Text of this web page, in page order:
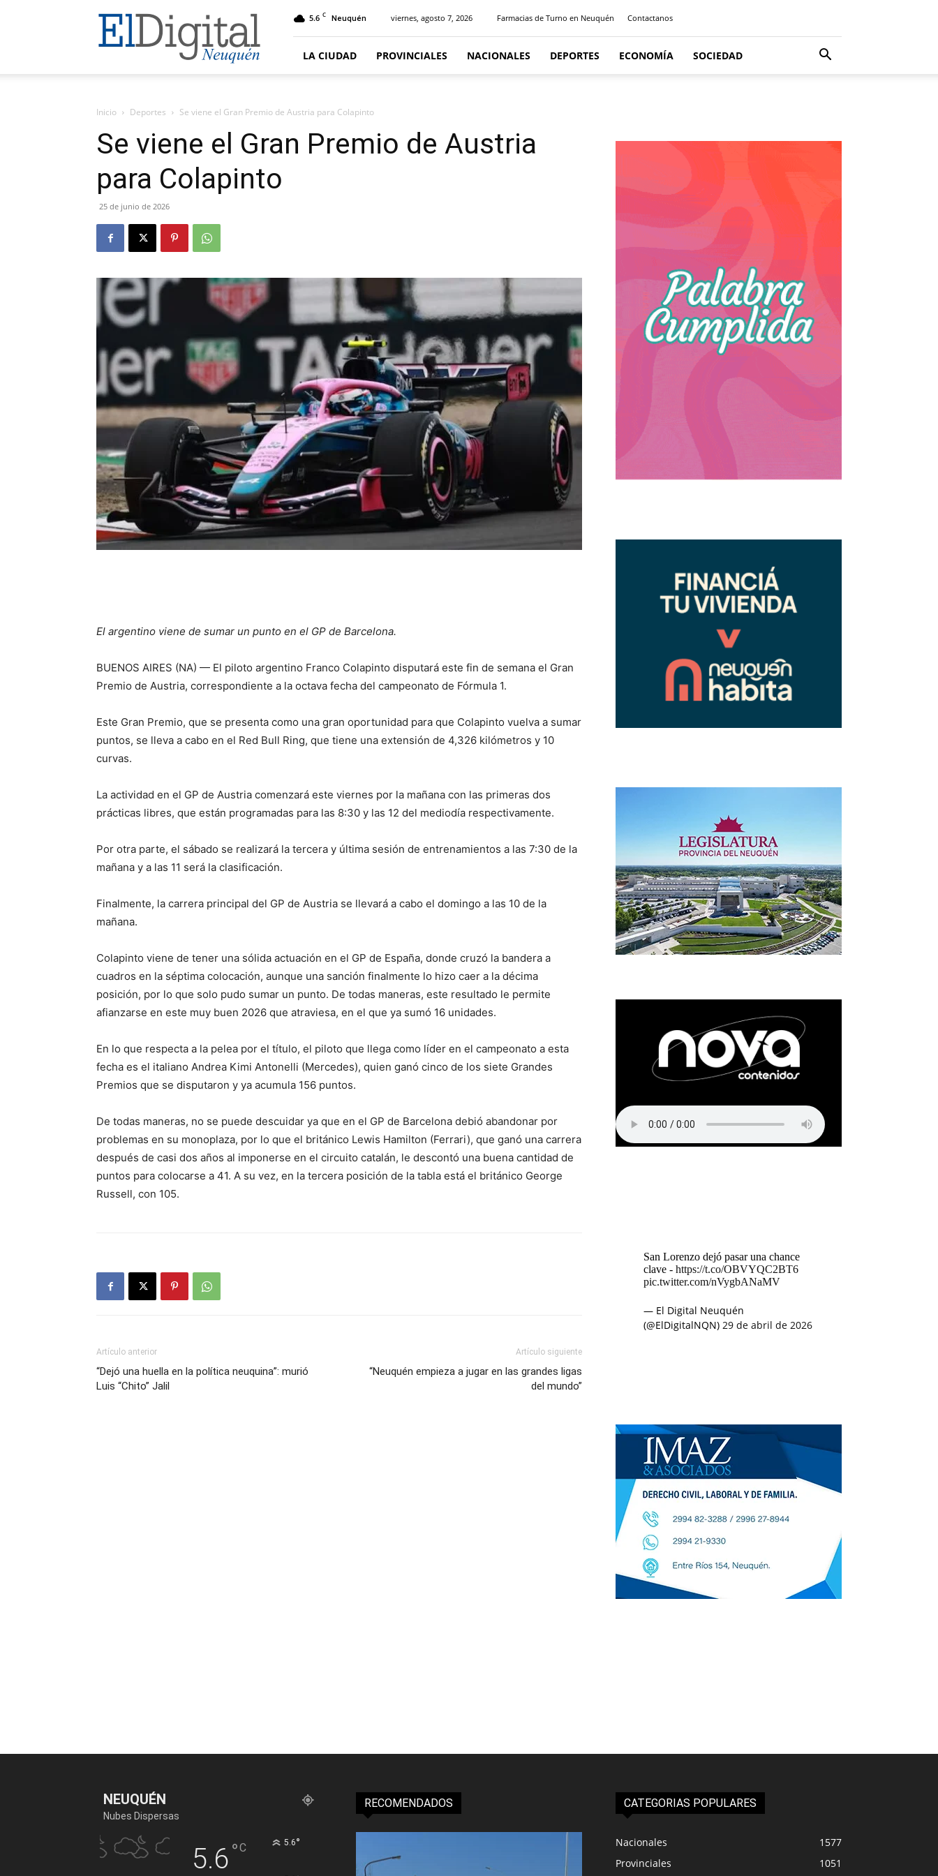
El
Digital
Neuquen
5.6 C Neuquén viernes, agosto 7, 2026 Farmacias de Turno en Neuquén Contactanos
LA CIUDAD PROVINCIALES NACIONALES DEPORTES ECONOMÍA SOCIEDAD
Inicio Deportes Se viene el Gran Premio de Austria para Colapinto
Se viene el Gran Premio de Austria
para Colapinto
25 de junio de 2026
El argentino viene de sumar un punto en el GP de Barcelona.
BUENOS AIRES (NA) — El piloto argentino Franco Colapinto disputará este fin de semana el Gran
Premio de Austria, correspondiente a la octava fecha del campeonato de Fórmula 1.
Este Gran Premio, que se presenta como una gran oportunidad para que Colapinto vuelva a sumar
puntos, se lleva a cabo en el Red Bull Ring, que tiene una extensión de 4,326 kilómetros y 10
curvas.
La actividad en el GP de Austria comenzará este viernes por la mañana con las primeras dos
prácticas libres, que están programadas para las 8:30 y las 12 del mediodía respectivamente.
Por otra parte, el sábado se realizará la tercera y última sesión de entrenamientos a las 7:30 de la
mañana y a las 11 será la clasificación.
Finalmente, la carrera principal del GP de Austria se llevará a cabo el domingo a las 10 de la
mañana.
Colapinto viene de tener una sólida actuación en el GP de España, donde cruzó la bandera a
cuadros en la séptima colocación, aunque una sanción finalmente lo hizo caer a la décima
posición, por lo que solo pudo sumar un punto. De todas maneras, este resultado le permite
afianzarse en este muy buen 2026 que atraviesa, en el que ya sumó 16 unidades.
En lo que respecta a la pelea por el título, el piloto que llega como líder en el campeonato a esta
fecha es el italiano Andrea Kimi Antonelli (Mercedes), quien ganó cinco de los siete Grandes
Premios que se disputaron y ya acumula 156 puntos.
De todas maneras, no se puede descuidar ya que en el GP de Barcelona debió abandonar por
problemas en su monoplaza, por lo que el británico Lewis Hamilton (Ferrari), que ganó una carrera
después de casi dos años al imponerse en el circuito catalán, le descontó una buena cantidad de
puntos para colocarse a 41. A su vez, en la tercera posición de la tabla está el británico George
Russell, con 105.
Artículo anterior
“Dejó una huella en la política neuquina”: murió
Luis “Chito” Jalil
Artículo siguiente
“Neuquén empieza a jugar en las grandes ligas
del mundo”
San Lorenzo dejó pasar una chance
clave - https://t.co/OBVYQC2BT6
pic.twitter.com/nVygbANaMV
— El Digital Neuquén
(@ElDigitalNQN) 29 de abril de 2026
NEUQUÉN
Nubes Dispersas
5.6°C 5.6°
RECOMENDADOS CATEGORIAS POPULARES
Nacionales
1577
Provinciales
1051